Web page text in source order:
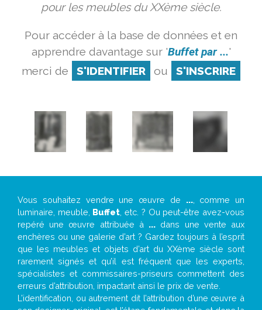
pour les meubles du XXème siècle.
Pour accéder à la base de données et en
apprendre davantage sur 'Buffet par ...'
merci de
S'IDENTIFIER ou S'INSCRIRE
Vous souhaitez vendre une œuvre de ..., comme un
luminaire, meuble, Buffet , etc. ? Ou peut-être avez-vous
repéré une œuvre attribuée à ... dans une vente aux
enchères ou une galerie d’art ? Gardez toujours à l’esprit
que les meubles et objets d’art du XXème siècle sont
rarement signés et qu’il est fréquent que les experts,
spécialistes et commissaires-priseurs commettent des
erreurs d’attribution, impactant ainsi le prix de vente.
L’identification, ou autrement dit l’attribution d’une œuvre à